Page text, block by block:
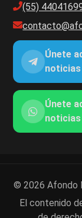
(55)
Únete
noticias
Únete
noticias
© 2026 Afondo
El contenido